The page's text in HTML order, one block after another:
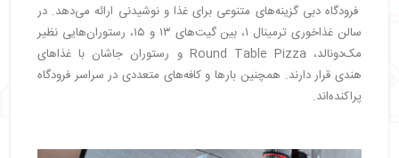
فرودگاه دبی گزینه‌های متنوعی برای غذا و نوشیدنی ارائه می‌دهد. در
سالن غذاخوری ترمینال ۱، بین گیت‌های ۱۳ و ۱۵، رستوران‌هایی نظیر
مک‌دونالد، Round Table Pizza و رستوران جاشان با غذاهای
هندی قرار دارند. همچنین بارها و کافه‌های متعددی در سراسر فرودگاه
پراکنده‌اند.